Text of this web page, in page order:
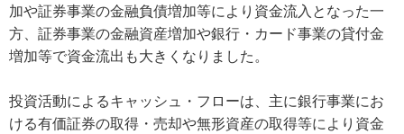
加や証券事業の金融負債増加等により資金流入となった一
方、証券事業の金融資産増加や銀行・カード事業の貸付金
増加等で資金流出も大きくなりました。
投資活動によるキャッシュ・フローは、主に銀行事業にお
ける有価証券の取得・売却や無形資産の取得等により資金